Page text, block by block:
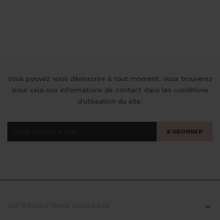
Vous pouvez vous désinscrire à tout moment. Vous trouverez
pour cela nos informations de contact dans les conditions
d'utilisation du site.
S’ABONNER
